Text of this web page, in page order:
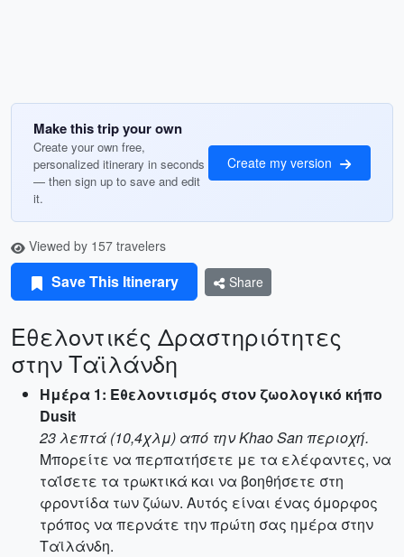
Make this trip your own
Create your own free,
personalized itinerary in seconds
— then sign up to save and edit
it.
Create my version
Viewed by 157 travelers
Save This Itinerary Share
Εθελοντικές Δραστηριότητες
στην Ταϊλάνδη
Ημέρα 1: Εθελοντισμός στον ζωολογικό κήπο
Dusit
23 λεπτά (10,4χλμ) από την Khao San περιοχή.
Μπορείτε να περπατήσετε με τα ελέφαντες, να
ταΐσετε τα τρωκτικά και να βοηθήσετε στη
φροντίδα των ζώων. Αυτός είναι ένας όμορφος
τρόπος να περνάτε την πρώτη σας ημέρα στην
Ταϊλάνδη.